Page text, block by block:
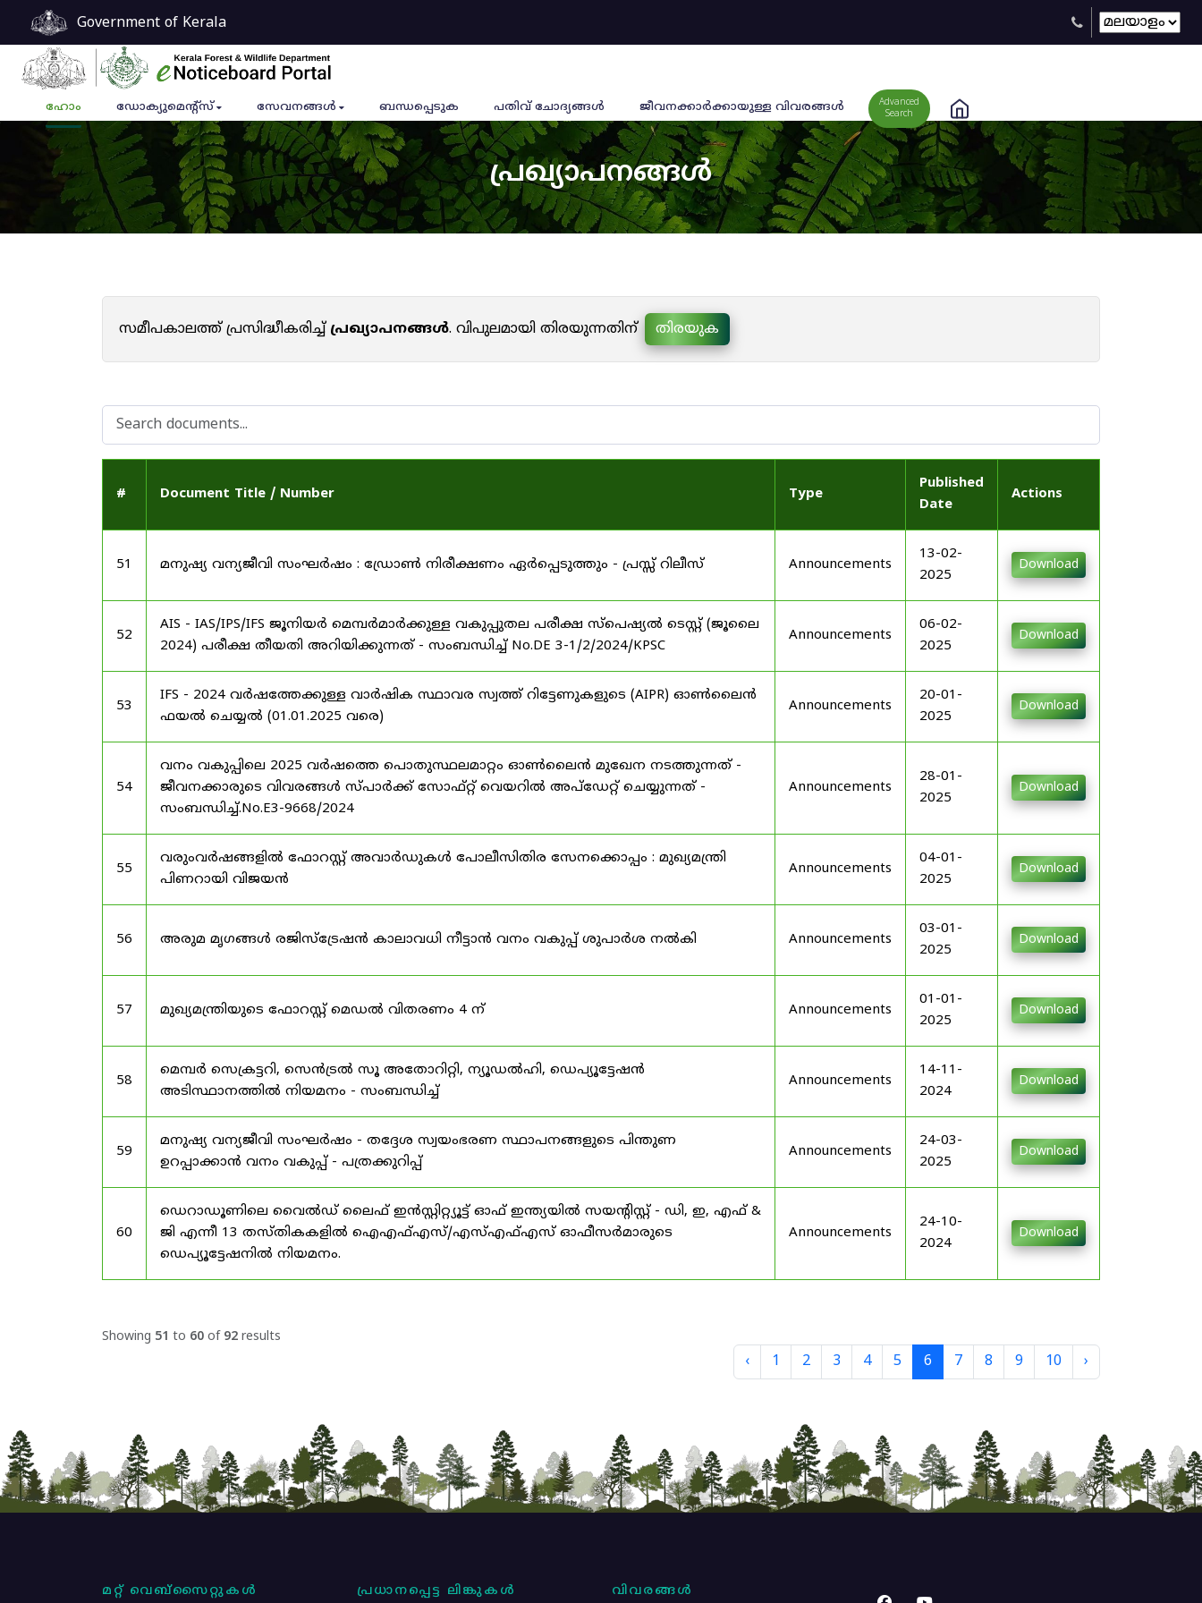
Government of Kerala
ഹോം ഡോക്യുമെൻ്റ്സ് സേവനങ്ങൾ ബന്ധപ്പെടുക പതിവ് ചോദ്യങ്ങൾ ജീവനക്കാര്‍ക്കായുള്ള വിവരങ്ങള്‍
Advanced
Search
പ്രഖ്യാപനങ്ങൾ
സമീപകാലത്ത് പ്രസിദ്ധീകരിച്ച്പ്രഖ്യാപനങ്ങൾ. വിപുലമായി തിരയുന്നതിന് തിരയുക
# Document Title / Number Type
Published
Date
Actions
51 മനുഷ്യ വന്യജീവി സംഘർഷം : ഡ്രോൺ നിരീക്ഷണം ഏർപ്പെടുത്തും - പ്രസ്സ് റിലീസ് Announcements
13-02-
2025
Download
52
AIS - IAS/IPS/IFS ജൂനിയർ മെമ്പർമാർക്കുള്ള വകുപ്പുതല പരീക്ഷ സ്പെഷ്യൽ ടെസ്റ്റ് (ജൂലൈ
2024) പരീക്ഷ തീയതി അറിയിക്കുന്നത് - സംബന്ധിച്ച് No.DE 3-1/2/2024/KPSC
Announcements
06-02-
2025
Download
53
IFS - 2024 വർഷത്തേക്കുള്ള വാർഷിക സ്ഥാവര സ്വത്ത് റിട്ടേണുകളുടെ (AIPR) ഓൺലൈൻ
ഫയൽ ചെയ്യൽ (01.01.2025 വരെ)
Announcements
20-01-
2025
Download
54
വനം വകുപ്പിലെ 2025 വർഷത്തെ പൊതുസ്ഥലമാറ്റം ഓൺലൈൻ മുഖേന നടത്തുന്നത് -
ജീവനക്കാരുടെ വിവരങ്ങൾ സ്പാർക്ക് സോഫ്റ്റ് വെയറിൽ അപ്ഡേറ്റ് ചെയ്യുന്നത് -
സംബന്ധിച്ച്.No.E3-9668/2024
Announcements
28-01-
2025
Download
55
വരുംവർഷങ്ങളിൽ ഫോറസ്റ്റ് അവാർഡുകൾ പോലീസിതിര സേനക്കൊപ്പം : മുഖ്യമന്ത്രി
പിണറായി വിജയൻ
Announcements
04-01-
2025
Download
56 അരുമ മൃഗങ്ങൾ രജിസ്‌ട്രേഷൻ കാലാവധി നീട്ടാൻ വനം വകുപ്പ് ശുപാർശ നൽകി Announcements
03-01-
2025
Download
57 മുഖ്യമന്ത്രിയുടെ ഫോറസ്റ്റ് മെഡൽ വിതരണം 4 ന് Announcements
01-01-
2025
Download
58
മെമ്പർ സെക്രട്ടറി, സെൻട്രൽ സൂ അതോറിറ്റി, ന്യൂഡൽഹി, ഡെപ്യൂട്ടേഷൻ
അടിസ്ഥാനത്തിൽ നിയമനം - സംബന്ധിച്ച്
Announcements
14-11-
2024
Download
59
മനുഷ്യ വന്യജീവി സംഘർഷം - തദ്ദേശ സ്വയംഭരണ സ്ഥാപനങ്ങളുടെ പിന്തുണ
ഉറപ്പാക്കാൻ വനം വകുപ്പ് - പത്രക്കുറിപ്പ്
Announcements
24-03-
2025
Download
60
ഡെറാഡൂണിലെ വൈൽഡ് ലൈഫ് ഇൻസ്റ്റിറ്റ്യൂട്ട് ഓഫ് ഇന്ത്യയിൽ സയൻ്റിസ്റ്റ് - ഡി, ഇ, എഫ് &
ജി എന്നീ 13 തസ്തികകളിൽ ഐഎഫ്എസ്/എസ്എഫ്എസ് ഓഫീസർമാരുടെ
ഡെപ്യൂട്ടേഷനിൽ നിയമനം.
Announcements
24-10-
2024
Download
Showing 51 to 60 of 92 results
‹ 1 2 3 4 5 6 7 8 9 10 ›
മറ്റ് വെബ്സൈറ്റുകൾ പ്രധാനപ്പെട്ട ലിങ്കുകൾ വിവരങ്ങൾ